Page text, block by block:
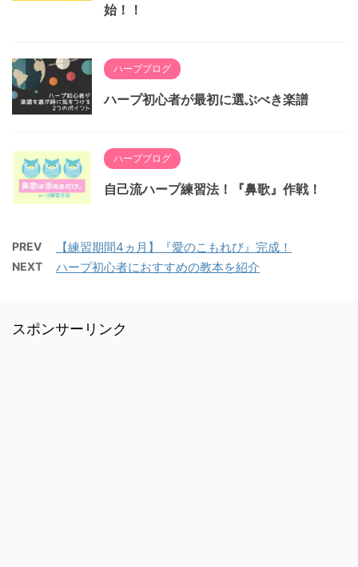
始！！
ハープブログ
ハープ初心者が最初に選ぶべき楽譜
ハープブログ
自己流ハープ練習法！『鼻歌』作戦！
PREV 【練習期間4ヵ月】『愛のこもれび』完成！
NEXT ハープ初心者におすすめの教本を紹介
スポンサーリンク